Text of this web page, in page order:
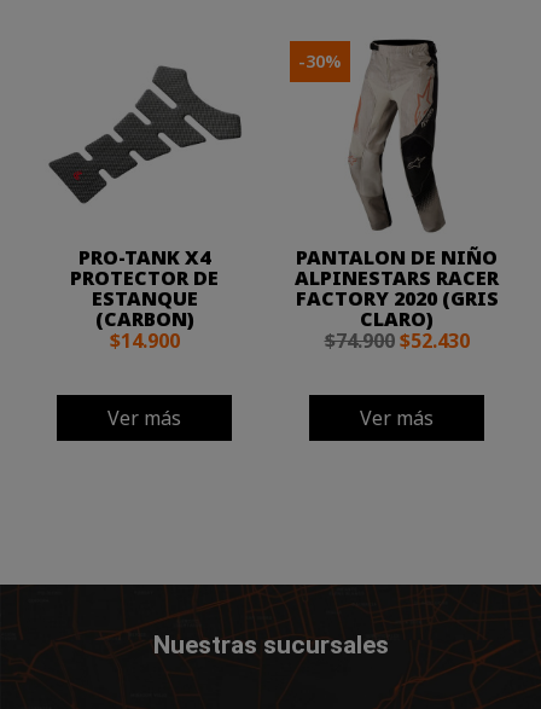
PRO-TANK X4
PROTECTOR DE
ESTANQUE
(CARBON)
$14.900
Ver más
PANTALON DE NIÑO
ALPINESTARS RACER
FACTORY 2020 (GRIS
CLARO)
$74.900 $52.430
Ver más
-30%
Nuestras sucursales